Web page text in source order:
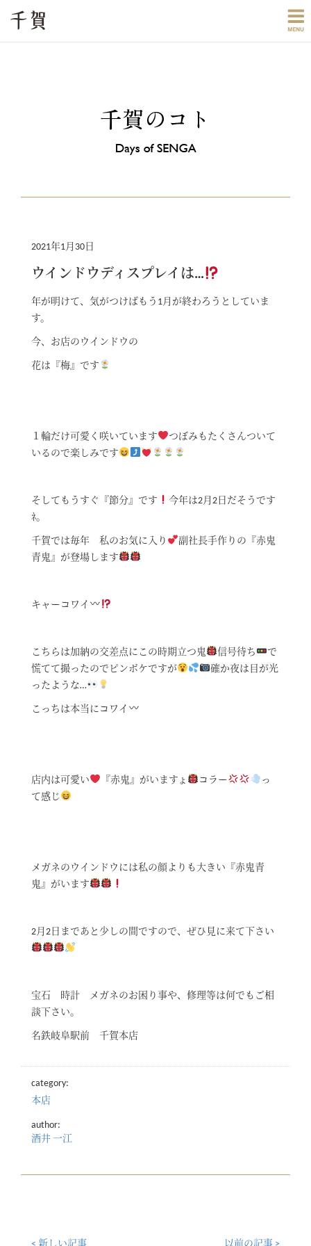
2021年1月30日
ウインドウディスプレイは…
年が明けて、気がつけばもう1月が終わろうとしていま
す。
今、お店のウインドウの
花は『梅』です
１輪だけ可愛く咲いています
つぼみもたくさんついて
いるので楽しみです
そしてもうすぐ『節分』です
今年は2月2日だそうです
ﾈ。
千賀では毎年 私のお気に入り
副社長手作りの『赤鬼
青鬼』が登場します
キャーコワイ
こちらは加納の交差点にこの時期立つ鬼 信号待ち
で
慌てて撮ったのでピンボケですが
確か夜は目が光
ったような…
こっちは本当にコワイ
店内は可愛い 『赤鬼』がいますょ コラー
っ
て感じ
メガネのウインドウには私の顔よりも大きい『赤鬼青
鬼』がいます
2月2日まであと少しの間ですので、ぜひ見に来て下さい
宝石 時計 メガネのお困り事や、修理等は何でもご相
談下さい。
名鉄岐阜駅前 千賀本店
category:
本店
author:
酒井 一江